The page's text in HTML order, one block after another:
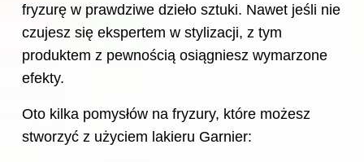
fryzurę w prawdziwe dzieło sztuki. Nawet jeśli nie
czujesz się ekspertem w stylizacji, z tym
produktem z pewnością osiągniesz wymarzone
efekty.
Oto kilka pomysłów na fryzury, które możesz
stworzyć z użyciem lakieru Garnier: